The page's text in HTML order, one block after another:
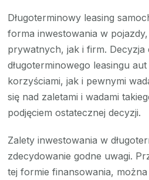
Długoterminowy leasing
forma inwestowania w
prywatnych, jak i firm. Decyzja
długoterminowego leasingu
korzyściami, jak i pewnymi
się nad zaletami i wadami
podjęciem ostatecznej decyzji.
Zalety inwestowania w
zdecydowanie godne uwagi.
tej formie finansowania,